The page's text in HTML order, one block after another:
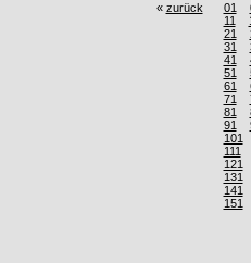
« zurück 01
11
21
31
41
51
61
71
81
91
101
111
121
131
141
151